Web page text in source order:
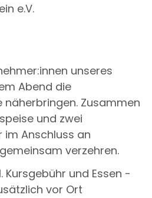
e.V.
unseres
Abend die
näherbringen. Zusammen
und zwei
im Anschluss an
verzehren.
Kursgebühr und Essen -
vor Ort